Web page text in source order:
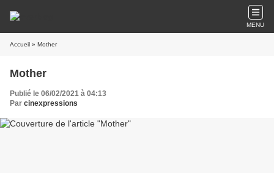
MENU
Accueil » Mother
Mother
Publié le 06/02/2021 à 04:13
Par cinexpressions